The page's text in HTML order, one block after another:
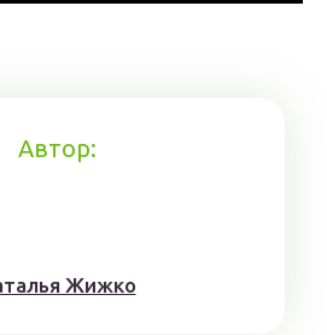
Автор:
Жижкo